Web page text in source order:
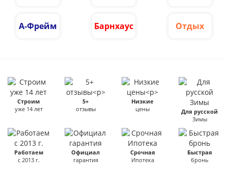
А-Фрейм Барнхаус Отдых
Строим
уже 14 лет
5+
отзывы
Низкие
цены
Для русской
Зимы
Работаем
с 2013 г.
Официал
гарантия
Срочная
Ипотека
Быстрая
бронь